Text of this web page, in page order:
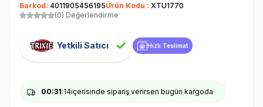
Barkod: 4011905456195Ürün Kodu : XTU1770
(0) Değerlendirme
Yetkili Satıcı Hızlı Teslimat
00:31:14içerisinde sipariş verirsen bugün kargoda